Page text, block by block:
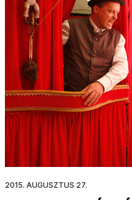
fesztivál, […]
2015. AUGUSZTUS 27.